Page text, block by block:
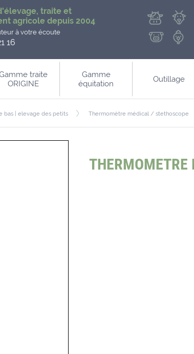
traite et
agricole depuis 2004
à votre écoute
16
traite
ORIGINE
Gamme
équitation
Outillage
bas | elevage des petits Thermomètre médical / stethoscope